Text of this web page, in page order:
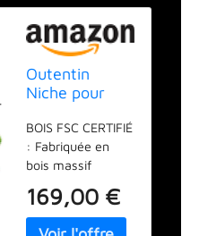
Outentin
Niche pour
Isolée L –
Maison pour
Chien
Extérieur
Hiver – Refuge
pour Chiens
BOIS FSC CERTIFIÉ
: Fabriquée en
bois massif
niche chien bois
offre une surface
169,00 €